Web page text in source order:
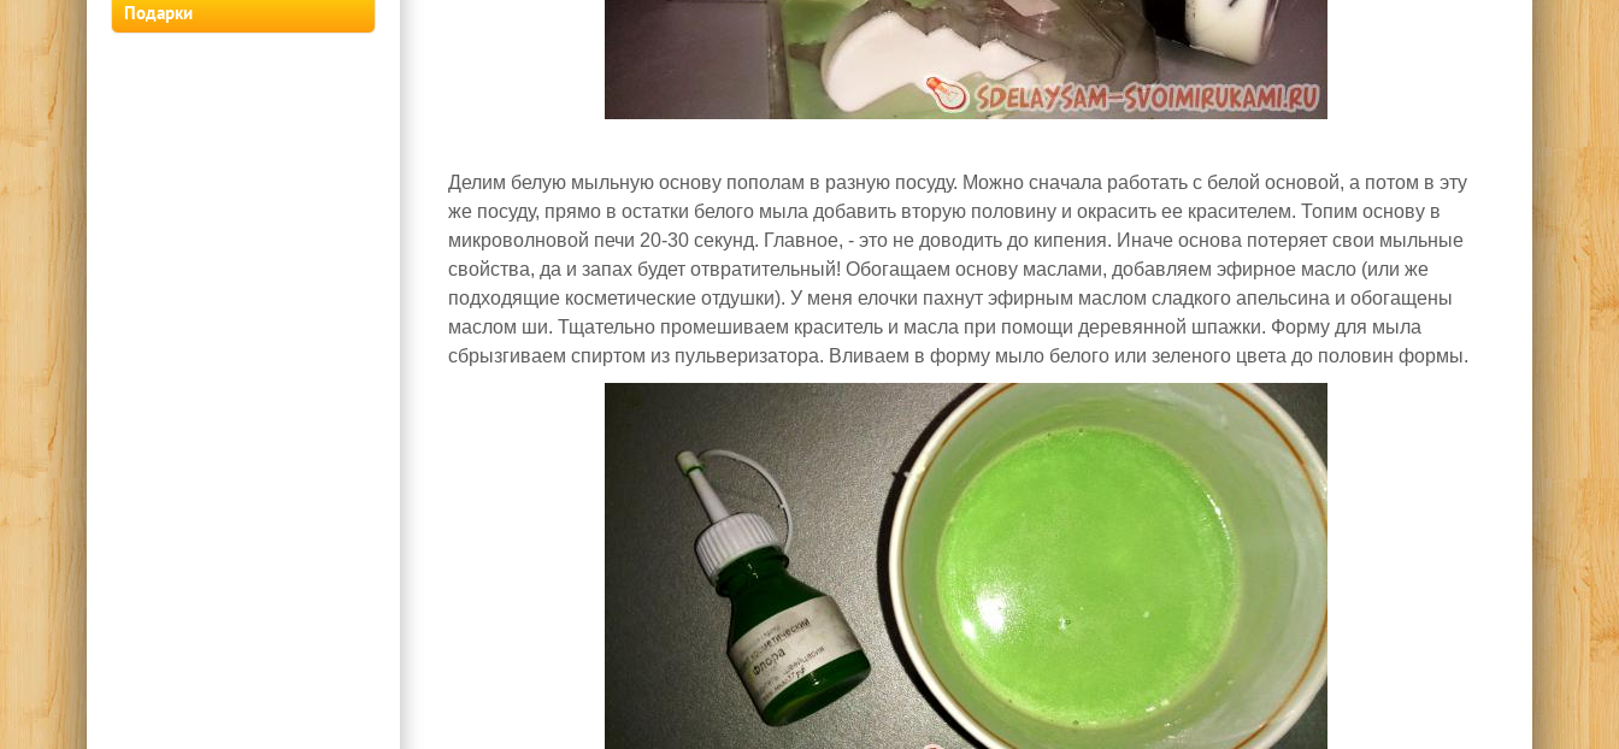
Подарки
Делим белую мыльную основу пополам в разную посуду. Можно сначала работать с белой основой, а потом в эту
же посуду, прямо в остатки белого мыла добавить вторую половину и окрасить ее красителем. Топим основу в
микроволновой печи 20-30 секунд. Главное, - это не доводить до кипения. Иначе основа потеряет свои мыльные
свойства, да и запах будет отвратительный! Обогащаем основу маслами, добавляем эфирное масло (или же
подходящие косметические отдушки). У меня елочки пахнут эфирным маслом сладкого апельсина и обогащены
маслом ши. Тщательно промешиваем краситель и масла при помощи деревянной шпажки. Форму для мыла
сбрызгиваем спиртом из пульверизатора. Вливаем в форму мыло белого или зеленого цвета до половин формы.